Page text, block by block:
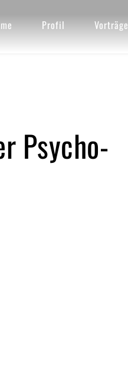
Profil Vorträge
Psycho-